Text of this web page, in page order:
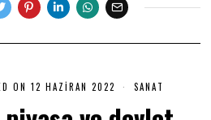
ON 12 HAZIRAN 2022
H
SANAT